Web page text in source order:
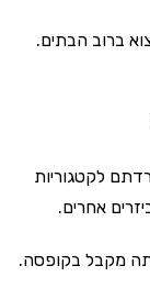
ברוב הבתים.
לקטגוריות
אחרים.